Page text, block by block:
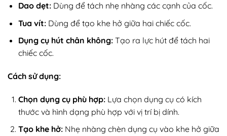
Dao dẹt:Dùng để tách nhẹ nhàng các cạnh của cốc.
Tua vít:Dùng để tạo khe hở giữa hai chiếc cốc.
Dụng cụ hút chân không:Tạo ra lực hút để tách hai
chiếc cốc.
Cách sử dụng:
Chọn dụng cụ phù hợp:Lựa chọn dụng cụ có kích
thước và hình dạng phù hợp với vị trí bị dính.
Tạo khe hở:Nhẹ nhàng chèn dụng cụ vào khe hở giữa